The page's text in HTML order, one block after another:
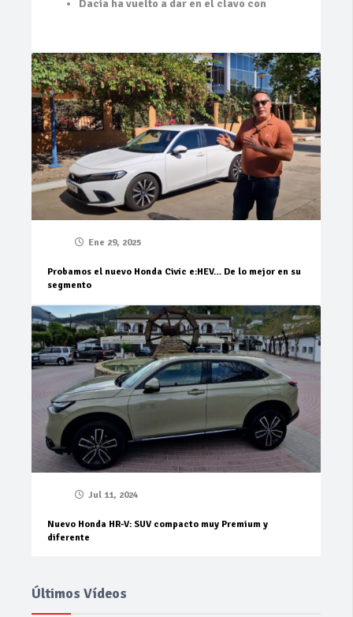
Dacia ha vuelto a dar en el clavo con
Ene 29, 2025
Probamos el nuevo Honda Civic e:HEV… De lo mejor en su
segmento
Jul 11, 2024
Nuevo Honda HR-V: SUV compacto muy Premium y
diferente
Últimos Vídeos